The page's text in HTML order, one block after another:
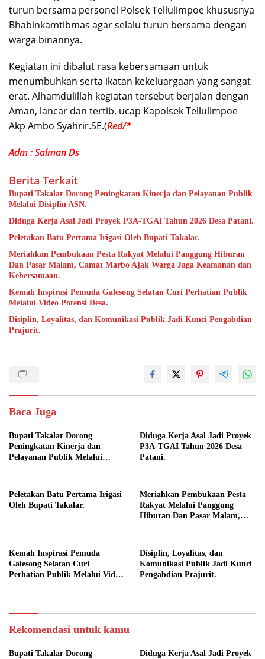
turun bersama personel Polsek Tellulimpoe khususnya
Bhabinkamtibmas agar selalu turun bersama dengan
warga binannya.
Kegiatan ini dibalut rasa kebersamaan untuk
menumbuhkan serta ikatan kekeluargaan yang sangat
erat. Alhamdulillah kegiatan tersebut berjalan dengan
Aman, lancar dan tertib. ucap Kapolsek Tellulimpoe
Akp Ambo Syahrir.SE.(Red/*
Adm : Salman Ds
Berita Terkait
Bupati Takalar Dorong Peningkatan Kinerja dan Pelayanan Publik
Melalui Disiplin ASN.
Diduga Kerja Asal Jadi Proyek P3A-TGAI Tahun 2026 Desa Patani.
Peletakan Batu Pertama Irigasi Oleh Bupati Takalar.
Meriahkan Pembukaan Pesta Rakyat Melalui Panggung Hiburan
Dan Pasar Malam, Camat Marbo Ajak Warga Jaga Keamanan dan
Kebersamaan.
Kemah Inspirasi Pemuda Galesong Selatan Curi Perhatian Publik
Melalui Video Potensi Desa.
Disiplin, Loyalitas, dan Komunikasi Publik Jadi Kunci Pengabdian
Prajurit.
Baca Juga
Bupati Takalar Dorong
Peningkatan Kinerja dan
Pelayanan Publik Melalui
Diduga Kerja Asal Jadi Proyek
P3A-TGAI Tahun 2026 Desa
Patani.
Peletakan Batu Pertama Irigasi
Oleh Bupati Takalar.
Meriahkan Pembukaan Pesta
Rakyat Melalui Panggung
Hiburan Dan Pasar Malam,
Kemah Inspirasi Pemuda
Galesong Selatan Curi
Perhatian Publik Melalui Video
Disiplin, Loyalitas, dan
Komunikasi Publik Jadi Kunci
Pengabdian Prajurit.
Rekomendasi untuk kamu
Bupati Takalar Dorong
Diduga Kerja Asal Jadi Proyek